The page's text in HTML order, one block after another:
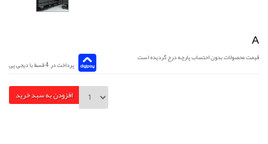
A
قیمت محصولات بدون احتساب پارچه درج گردیده است
پرداخت در 4 قسط با دیجی پی
افزودن به سبد خرید